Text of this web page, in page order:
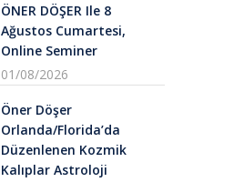
ÖNER DÖŞER Ile 8
Ağustos Cumartesi,
Online Seminer
01/08/2026
Öner Döşer
Orlanda/Florida’da
Düzenlenen Kozmik
Kalıplar Astroloji